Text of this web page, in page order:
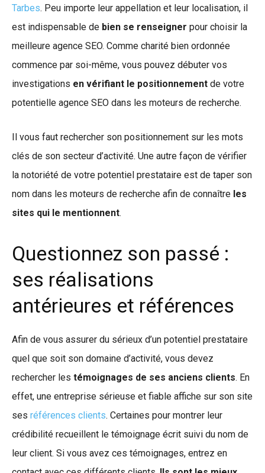
Tarbes. Peu importe leur appellation et leur localisation, il
est indispensable de bien se renseigner pour choisir la
meilleure agence SEO. Comme charité bien ordonnée
commence par soi-même, vous pouvez débuter vos
investigations en vérifiant le positionnement de votre
potentielle agence SEO dans les moteurs de recherche.
Il vous faut rechercher son positionnement sur les mots
clés de son secteur d’activité. Une autre façon de vérifier
la notoriété de votre potentiel prestataire est de taper son
nom dans les moteurs de recherche afin de connaître les
sites qui le mentionnent.
Questionnez son passé :
ses réalisations
antérieures et références
Afin de vous assurer du sérieux d’un potentiel prestataire
quel que soit son domaine d’activité, vous devez
rechercher les témoignages de ses anciens clients. En
effet, une entreprise sérieuse et fiable affiche sur son site
ses références clients. Certaines pour montrer leur
crédibilité recueillent le témoignage écrit suivi du nom de
leur client. Si vous avez ces témoignages, entrez en